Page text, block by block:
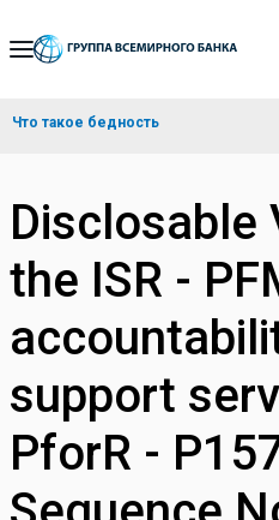
Skip
Navigation
Что такое бедность
Disclosable
the ISR -
support
PforR -